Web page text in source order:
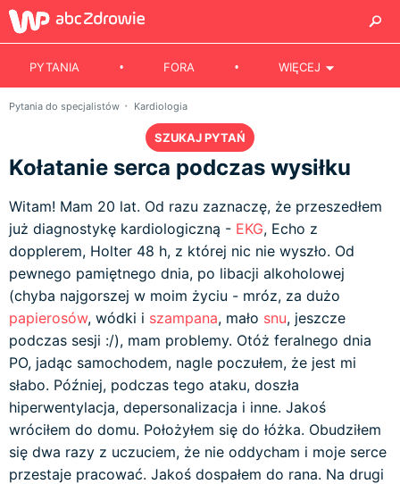
PYTANIA FORA WIĘCEJ
Pytania do specjalistów Kardiologia
SZUKAJ PYTAŃ
Kołatanie serca podczas wysiłku
Witam! Mam 20 lat. Od razu zaznaczę, że przeszedłem
już diagnostykę kardiologiczną - EKG, Echo z
dopplerem, Holter 48 h, z której nic nie wyszło. Od
pewnego pamiętnego dnia, po libacji alkoholowej
(chyba najgorszej w moim życiu - mróz, za dużo
papierosów, wódki i szampana, mało snu, jeszcze
podczas sesji :/), mam problemy. Otóż feralnego dnia
PO, jadąc samochodem, nagle poczułem, że jest mi
słabo. Później, podczas tego ataku, doszła
hiperwentylacja, depersonalizacja i inne. Jakoś
wróciłem do domu. Położyłem się do łóżka. Obudziłem
się dwa razy z uczuciem, że nie oddycham i moje serce
przestaje pracować. Jakoś dospałem do rana. Na drugi